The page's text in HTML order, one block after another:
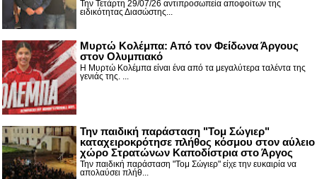
Την Τετάρτη 29/07/26 αντιπροσωπεία αποφοίτων της
ειδικότητας Διασώστης...
Μυρτώ Κολέμπα: Από τον Φείδωνα Άργους
στον Ολυμπιακό
Η Μυρτώ Κολέμπα είναι ένα από τα μεγαλύτερα ταλέντα της
γενιάς της. ...
Την παιδική παράσταση "Τομ Σώγιερ"
καταχειροκρότησε πλήθος κόσμου στον αύλειο
χώρο Στρατώνων Καποδίστρια στο Άργος
Την παιδική παράσταση "Τομ Σώγιερ" είχε την ευκαιρία να
απολαύσει πλήθ...